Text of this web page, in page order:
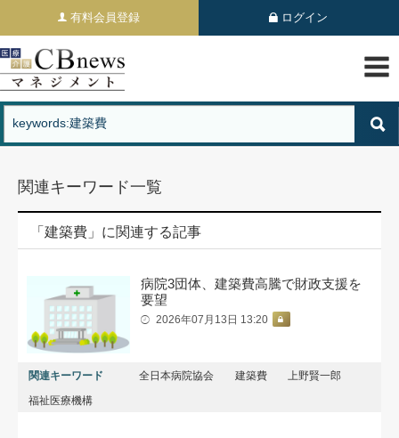
有料会員登録 ログイン
関連キーワード一覧
「建築費」に関連する記事
病院3団体、建築費高騰で財政支援を
要望
2026年07月13日 13:20
関連キーワード 全日本病院協会 建築費
上野賢一郎
福祉医療機構